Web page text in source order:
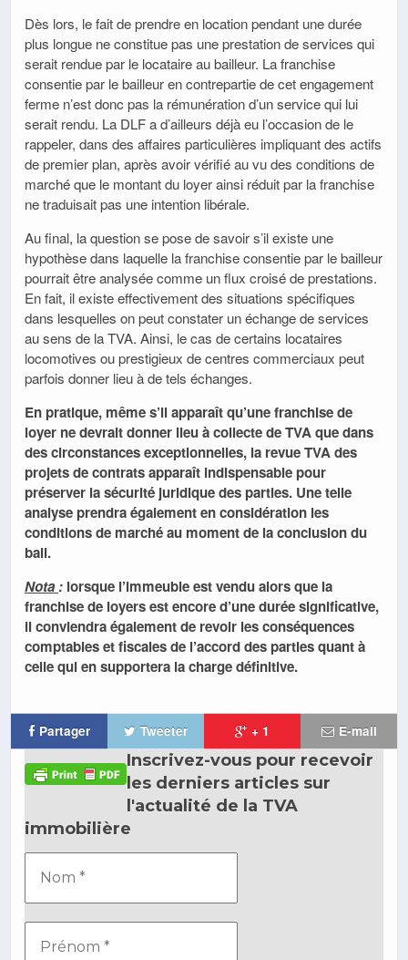
Dès lors, le fait de prendre en location pendant une durée
plus longue ne constitue pas une prestation de services qui
serait rendue par le locataire au bailleur. La franchise
consentie par le bailleur en contrepartie de cet engagement
ferme n’est donc pas la rémunération d’un service qui lui
serait rendu. La DLF a d’ailleurs déjà eu l’occasion de le
rappeler, dans des affaires particulières impliquant des actifs
de premier plan, après avoir vérifié au vu des conditions de
marché que le montant du loyer ainsi réduit par la franchise
ne traduisait pas une intention libérale.
Au final, la question se pose de savoir s’il existe une
hypothèse dans laquelle la franchise consentie par le bailleur
pourrait être analysée comme un flux croisé de prestations.
En fait, il existe effectivement des situations spécifiques
dans lesquelles on peut constater un échange de services
au sens de la TVA. Ainsi, le cas de certains locataires
locomotives ou prestigieux de centres commerciaux peut
parfois donner lieu à de tels échanges.
En pratique, même s’il apparaît qu’une franchise de
loyer ne devrait donner lieu à collecte de TVA que dans
des circonstances exceptionnelles, la revue TVA des
projets de contrats apparaît indispensable pour
préserver la sécurité juridique des parties. Une telle
analyse prendra également en considération les
conditions de marché au moment de la conclusion du
bail.
Nota: lorsque l’immeuble est vendu alors que la
franchise de loyers est encore d’une durée significative,
il conviendra également de revoir les conséquences
comptables et fiscales de l’accord des parties quant à
celle qui en supportera la charge définitive.
Partager Tweeter + 1 E-mail
Inscrivez-vous pour recevoir
les derniers articles sur
l'actualité de la TVA
immobilière